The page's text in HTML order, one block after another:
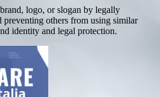
logo, or slogan by legally
preventing others from using similar
identity and legal protection.